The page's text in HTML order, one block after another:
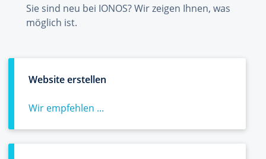
Sie sind neu bei IONOS? Wir zeigen Ihnen, was
möglich ist.
Website erstellen
Wir empfehlen ...